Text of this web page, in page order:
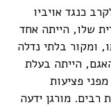
כנגד אויביו
שלו, הייתה אחד
ומקור בלתי נדלה
הייתה בעלת
פציעות
רבים. מורגן ידעה